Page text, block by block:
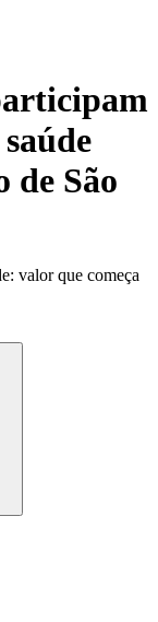
de São
valor que começa